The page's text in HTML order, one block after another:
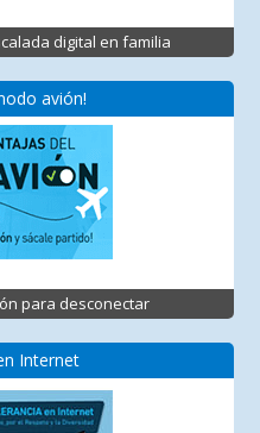
digital en familia
avión!
para desconectar
Internet